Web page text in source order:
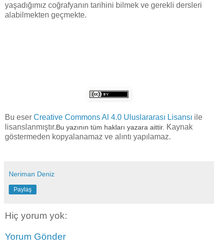
yaşadığımız coğrafyanın tarihini bilmek ve gerekli dersleri
alabilmekten geçmekte.
Bu eser Creative Commons Al 4.0 Uluslararası Lisansı ile
lisanslanmıştır.Bu yazının tüm hakları yazara aittir. Kaynak
göstermeden kopyalanamaz ve alıntı yapılamaz.
Neriman Deniz
Paylaş
Hiç yorum yok:
Yorum Gönder